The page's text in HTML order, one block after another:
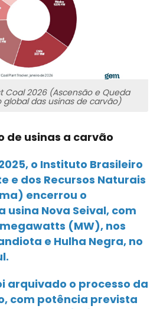
Coal 2026 (Ascensão e Queda
das usinas de carvão)
de usinas a carvão
o Instituto Brasileiro
e dos Recursos Naturais
encerrou o
usina Nova Seival, com
(MW), nos
e Hulha Negra, no
arquivado o processo da
com potência prevista